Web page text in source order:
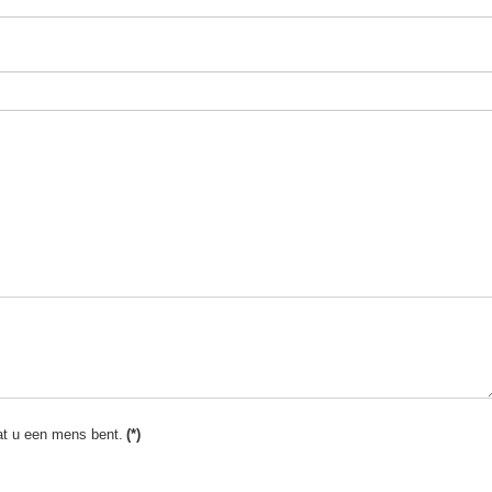
u een mens bent. (*)